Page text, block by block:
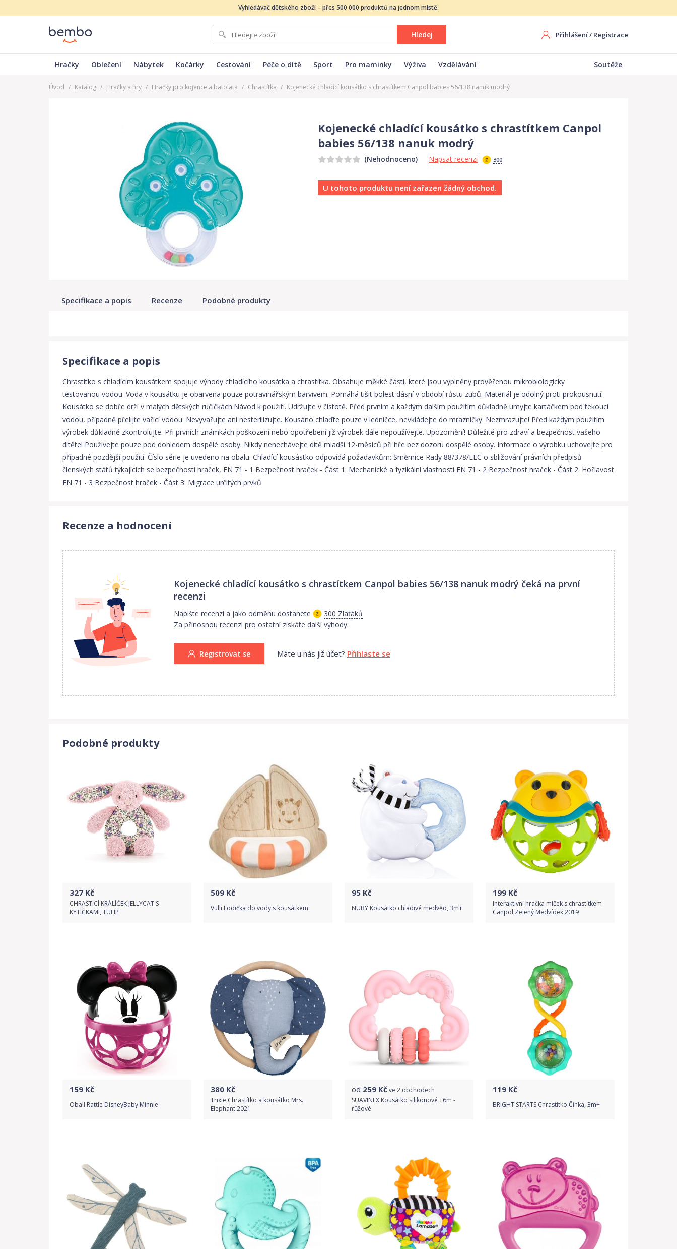
Vyhledávač dětského zboží – přes 500 000 produktů na jednom místě.
Hledej Přihlášení/ Registrace
Hračky Oblečení Nábytek Kočárky Cestování Péče o dítě Sport Pro maminky Výživa Vzdělávání Soutěže
Úvod / Katalog / Hračky a hry / Hračky pro kojence a batolata / Chrastítka / Kojenecké chladící kousátko s chrastítkem Canpol babies 56/138 nanuk modrý
Kojenecké chladící kousátko s chrastítkem Canpol
babies 56/138 nanuk modrý
(Nehodnoceno) Napsat recenzi 300
U tohoto produktu není zařazen žádný obchod.
Specifikace a popis Recenze Podobné produkty
Specifikace a popis
Chrastítko s chladícím kousátkem spojuje výhody chladícího kousátka a chrastítka. Obsahuje měkké části, které jsou vyplněny prověřenou mikrobiologicky
testovanou vodou. Voda v kousátku je obarvena pouze potravinářským barvivem. Pomáhá tišit bolest dásní v období růstu zubů. Materiál je odolný proti prokousnutí.
Kousátko se dobře drží v malých dětských ručičkách.Návod k použití. Udržujte v čistotě. Před prvním a každým dalším použitím důkladně umyjte kartáčkem pod tekoucí
vodou, případně přelijte vařící vodou. Nevyvařujte ani nesterilizujte. Kousáno chlaďte pouze v ledničce, nevkládejte do mrazničky. Nezmrazujte! Před každým použitím
výrobek důkladně zkontrolujte. Při prvních známkách poškození nebo opotřebení již výrobek dále nepoužívejte. Upozornění! Důležité pro zdraví a bezpečnost vašeho
dítěte! Používejte pouze pod dohledem dospělé osoby. Nikdy nenechávejte dítě mladší 12-měsíců při hře bez dozoru dospělé osoby. Informace o výrobku uchovejte pro
případné pozdější použití. Číslo série je uvedeno na obalu. Chladící kousástko odpovídá požadavkům: Směrnice Rady 88/378/EEC o sbližování právních předpisů
členských států týkajících se bezpečnosti hraček, EN 71 - 1 Bezpečnost hraček - Část 1: Mechanické a fyzikální vlastnosti EN 71 - 2 Bezpečnost hraček - Část 2: Hořlavost
EN 71 - 3 Bezpečnost hraček - Část 3: Migrace určitých prvků
Recenze a hodnocení
Kojenecké chladící kousátko s chrastítkem Canpol babies 56/138 nanuk modrý čeká na první
recenzi
Napište recenzi a jako odměnu dostanete
300 Zlaťáků
Za přínosnou recenzi pro ostatní získáte další výhody.
Registrovat se Máte u nás již účet? Přihlaste se
Podobné produkty
327 Kč
CHRASTÍCÍ KRÁLÍČEK JELLYCAT S
KYTIČKAMI, TULIP
Detail produktu
509 Kč
Vulli Lodička do vody s kousátkem
Detail produktu
95 Kč
NUBY Kousátko chladivé medvěd, 3m+
199 Kč
Interaktivní hračka míček s chrastítkem
Canpol Zelený Medvídek 2019
Detail produktu
159 Kč
Oball Rattle DisneyBaby Minnie
380 Kč
Trixie Chrastítko a kousátko Mrs.
Elephant 2021
Detail produktu
od 259 Kčve 2 obchodech
SUAVINEX Kousátko silikonové +6m -
růžové
119 Kč
BRIGHT STARTS Chrastítko Činka, 3m+
Detail produktu